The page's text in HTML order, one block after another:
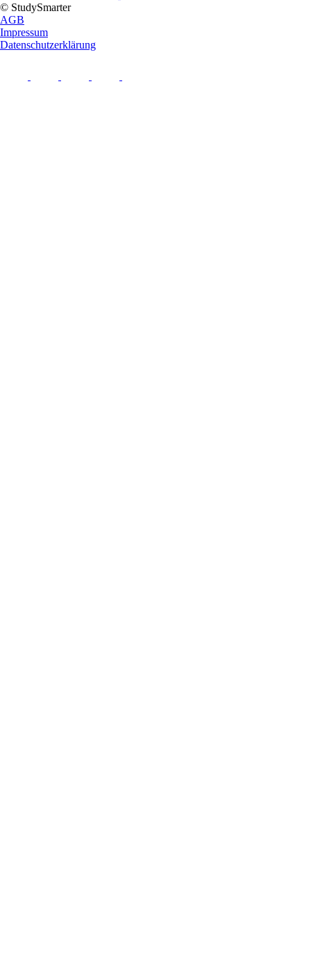
© StudySmarter
AGB
Impressum
Datenschutzerklärung